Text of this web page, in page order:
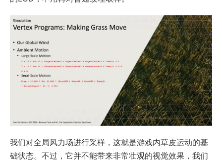
我们对全局风力场进行采样，这就是游戏内草皮运动的基
础状态。不过，它并不能带来非常壮观的视觉效果，我们